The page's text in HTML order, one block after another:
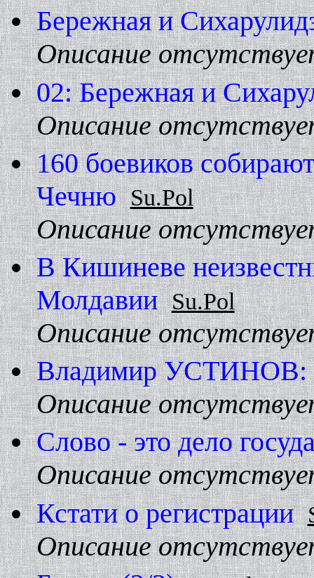
Бережная и
Описание
02: Бережная и
Описание
160 боевиков
Чечню Su.Pol
Описание
В Кишиневе
Молдавии Su.Pol
Описание
Владимир УСТИHОВ:
Описание
Слово - это дело
Описание
Кстати о регистрации
Описание